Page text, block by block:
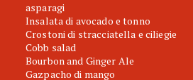
asparagi
Insalata di avocado e tonno
Crostoni di stracciatella e ciliegie
Cobb salad
Bourbon and Ginger Ale
Gazpacho di mango